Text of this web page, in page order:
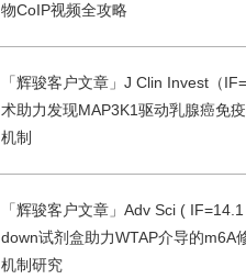
物CoIP视频全攻略
「辉骏客户文章」J Clin Invest（
术助力发现MAP3K1驱动乳腺癌免
机制
「辉骏客户文章」Adv Sci (
down试剂盒助力WTAP介导的m6A
机制研究